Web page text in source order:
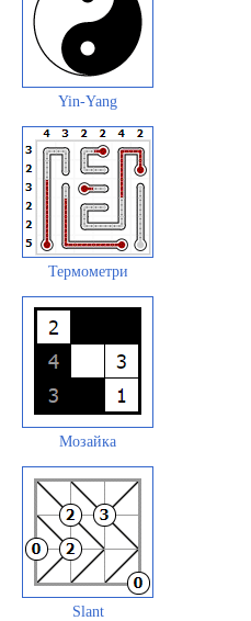
Yin-Yang
Термометри
Мозайка
Slant